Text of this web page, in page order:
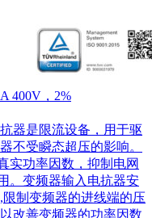
400V，2%
器是限流设备，用于驱
不受瞬态超压的影响。
实功率因数，抑制电网
。变频器输入电抗器安
制变频器的进线端的压
改善变频器的功率因数